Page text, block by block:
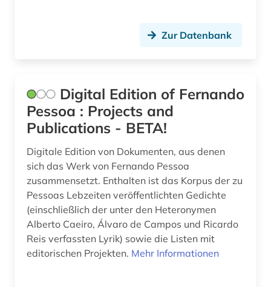
soziale arbeit (1)
sozialwissenschaften (1)
spiel (1)
sport (9)
sportgeschichte (1)
sportpolitik (1)
Zur Datenbank
Digital Edition of Fernando
Pessoa : Projects and
Publications - BETA!
Digitale Edition von Dokumenten, aus denen
sich das Werk von Fernando Pessoa
zusammensetzt. Enthalten ist das Korpus der zu
Pessoas Lebzeiten veröffentlichten Gedichte
(einschließlich der unter den Heteronymen
Alberto Caeiro, Álvaro de Campos und Ricardo
Reis verfassten Lyrik) sowie die Listen mit
editorischen Projekten. Mehr Informationen